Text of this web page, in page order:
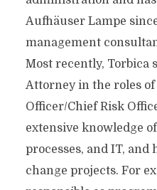
Aufhäuser Lampe
management
Most recently, Torbica
Attorney in the roles
Officer/Chief Risk
extensive knowledge
processes, and IT, and
change projects. For